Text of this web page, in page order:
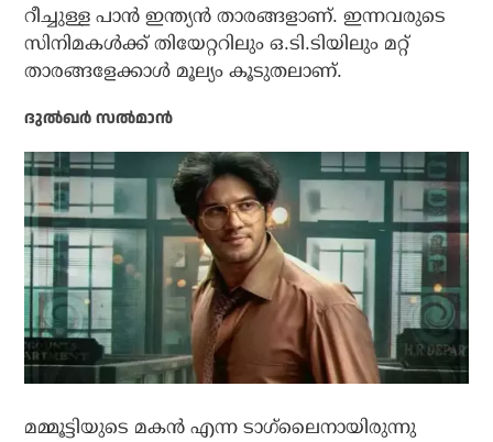
റീച്ചുള്ള പാന്‍ ഇന്ത്യന്‍ താരങ്ങളാണ്. ഇന്നവരുടെ
സിനിമകള്‍ക്ക് തിയേറ്ററിലും ഒ.ടി.ടിയിലും മറ്റ്
താരങ്ങളേക്കാള്‍ മൂല്യം കൂടുതലാണ്.
ദുല്‍ഖര്‍ സല്‍മാന്‍
മമ്മൂട്ടിയുടെ മകന്‍ എന്ന ടാഗ്‌ലൈനായിരുന്നു